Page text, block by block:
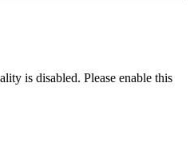
is disabled. Please enable this